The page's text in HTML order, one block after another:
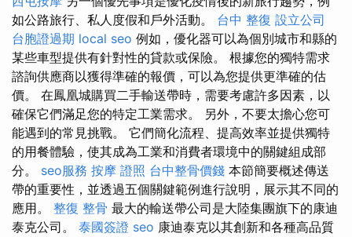
如公路旅行、私人度假和戶外活動。 台中 整復 設立公司
台胞證過期 local seo 例如，優化器可以為個別城市和縣的
某些車型提供有針對性的貸款或保險。 根據您的獨特需求
諮詢供應商以獲得準確的報價，可以為您提供更準確的估
價。 在鳳凰城購買二手輸送帶時，需要考慮許多因素，以
確保它們滿足您的特定工業需求。 另外，不要太擔心您可
能遇到的常見挑戰。 它們簡化流程、提高效率並提供獨特
的用餐體驗，使其成為工業和消費者環境中的關鍵組成部
分。 seo服務 按摩 證照 台中整骨價錢 本節簡要概述傳送
帶的重要性，並透過五個關鍵範例進行說明，展示其不同的
應用。 整復 整骨 最大的輸送帶公司是大陸集團旗下的康迪
泰克公司。 泰國簽證 seo 康迪泰克以其創新和各種高品質